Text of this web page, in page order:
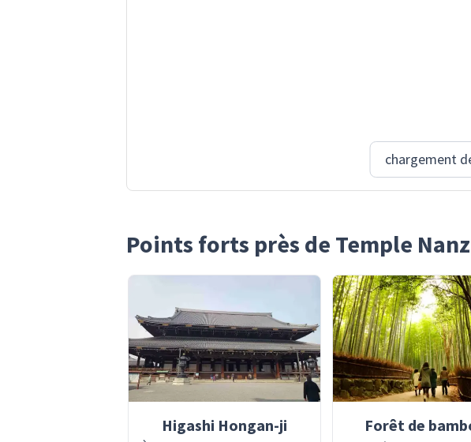
chargement
Points forts près de Temple
Higashi Hongan-ji Forêt de